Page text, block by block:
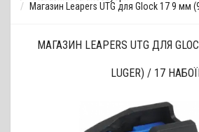
Магазин Leapers UTG для Glock 17 9 мм
МАГАЗИН LEAPERS UTG ДЛЯ
LUGER) / 17